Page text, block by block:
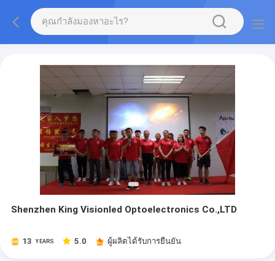
Shenzhen King Visionled Optoelectronics Co.,LTD
13 YEARS 5.0 ผู้ผลิตได้รับการยืนยัน